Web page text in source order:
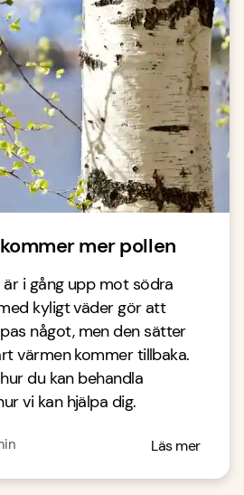
mer pollen
i gång upp mot södra
kyligt väder gör att
något, men den sätter
värmen kommer tillbaka.
du kan behandla
vi kan hjälpa dig.
Läs mer